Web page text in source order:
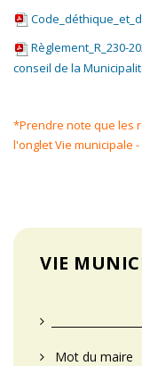
Règlement_R_230-
conseil de la
*Prendre note que les
l'onglet Vie municipale
VIE
Mot du maire